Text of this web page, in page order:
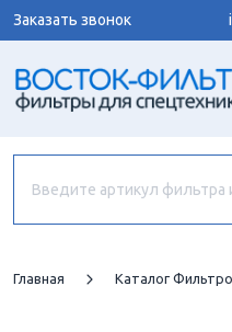
Заказать звонок
Главная Каталог